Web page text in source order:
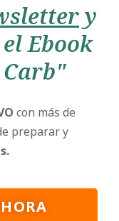
y
Ebook
con más de
preparar y